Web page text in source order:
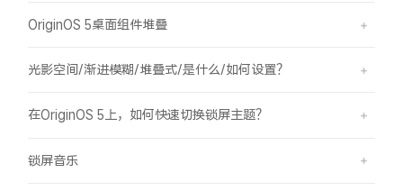
OriginOS 5桌面组件堆叠
光影空间/渐进模糊/堆叠式/是什么/如何设置？
在OriginOS 5上，如何快速切换锁屏主题？
锁屏音乐